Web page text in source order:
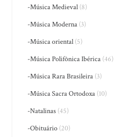
-Música Medieval (8)
-Música Moderna (3)
-Música oriental (5)
-Música Polifônica Ibérica (46)
-Música Rara Brasileira (3)
-Música Sacra Ortodoxa (10)
-Natalinas (45)
-Obituário (20)